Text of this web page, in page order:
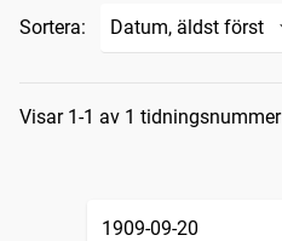
Sortera:
Sökresultat
Visar 1-1 av 1 tidningsnummer
1909-09-20